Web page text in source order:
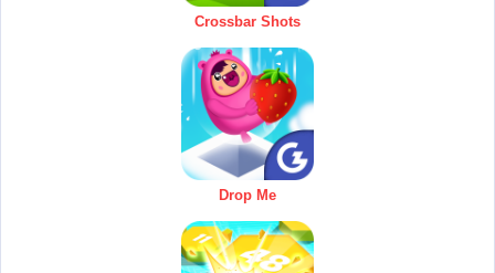
Crossbar Shots
Drop Me